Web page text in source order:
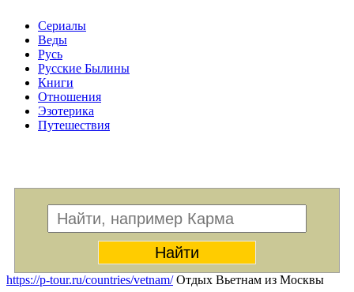
Сериалы
Веды
Русь
Русские Былины
Книги
Отношения
Эзотерика
Путешествия
https://p-tour.ru/countries/vetnam/Отдых Вьетнам из Москвы